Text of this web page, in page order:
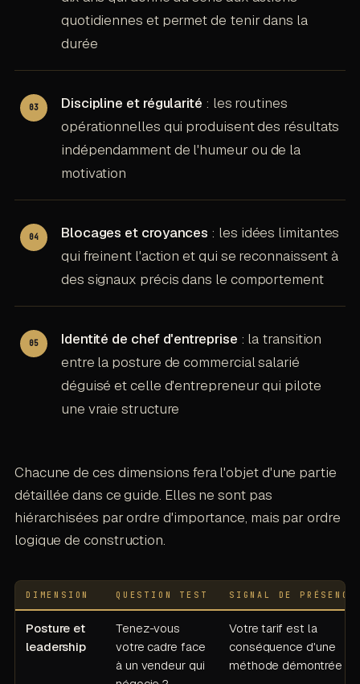
quotidiennes et permet de tenir dans la
durée
Discipline et régularité : les routines
opérationnelles qui produisent des résultats
indépendamment de l'humeur ou de la
motivation
Blocages et croyances : les idées limitantes
qui freinent l'action et qui se reconnaissent à
des signaux précis dans le comportement
Identité de chef d'entreprise : la transition
entre la posture de commercial salarié
déguisé et celle d'entrepreneur qui pilote
une vraie structure
Chacune de ces dimensions fera l'objet d'une partie
détaillée dans ce guide. Elles ne sont pas
hiérarchisées par ordre d'importance, mais par ordre
logique de construction.
DIMENSION QUESTION TEST SIGNAL DE PRÉSENCE
Posture et
leadership
Tenez-vous
votre cadre face
à un vendeur qui
Votre tarif est la
conséquence d'une
méthode démontrée